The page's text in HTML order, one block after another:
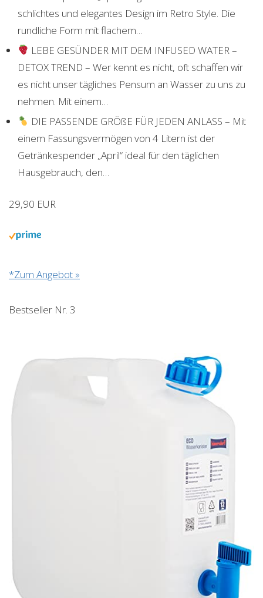
schlichtes und elegantes Design im Retro Style. Die
rundliche Form mit flachem…
LEBE GESÜNDER MIT DEM INFUSED WATER –
DETOX TREND – Wer kennt es nicht, oft schaffen wir
es nicht unser tägliches Pensum an Wasser zu uns zu
nehmen. Mit einem…
DIE PASSENDE GRÖßE FÜR JEDEN ANLASS – Mit
einem Fassungsvermögen von 4 Litern ist der
Getränkespender „April“ ideal für den täglichen
Hausgebrauch, den…
29,90 EUR
*Zum Angebot »
Bestseller Nr. 3